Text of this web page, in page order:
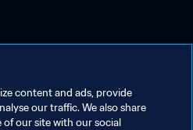
content and ads, provide
our traffic. We also share
our site with our social